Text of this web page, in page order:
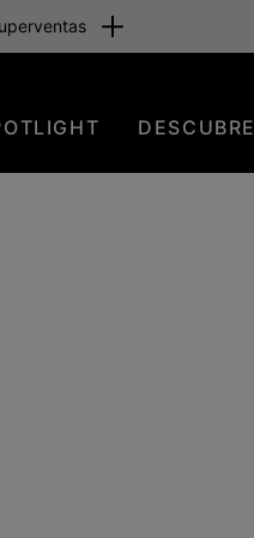
DESCUBRE